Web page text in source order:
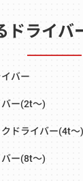
ドライバ
バー
ー(2t～)
ドライバー(4t～)
ー(8t～)